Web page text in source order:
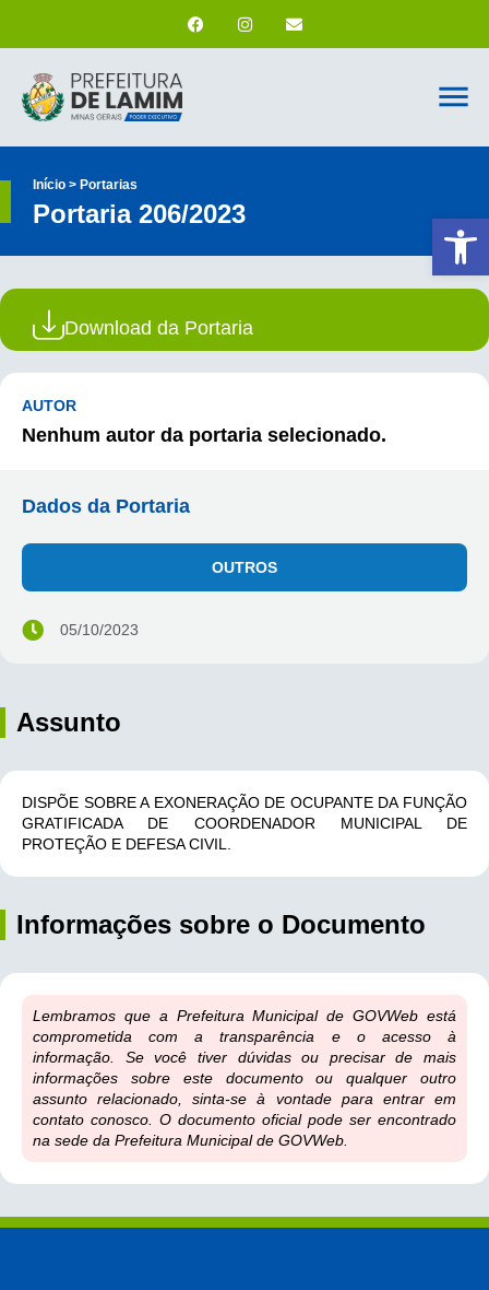
Início > Portarias
Portaria 206/2023
Download da Portaria
AUTOR
Nenhum autor da portaria selecionado.
Dados da Portaria
OUTROS
05/10/2023
Assunto
DISPÕE SOBRE A EXONERAÇÃO DE OCUPANTE DA FUNÇÃO
GRATIFICADA DE COORDENADOR MUNICIPAL DE
PROTEÇÃO E DEFESA CIVIL.
Informações sobre o Documento
Lembramos que a Prefeitura Municipal de GOVWeb está
comprometida com a transparência e o acesso à
informação. Se você tiver dúvidas ou precisar de mais
informações sobre este documento ou qualquer outro
assunto relacionado, sinta-se à vontade para entrar em
contato conosco. O documento oficial pode ser encontrado
na sede da Prefeitura Municipal de GOVWeb.